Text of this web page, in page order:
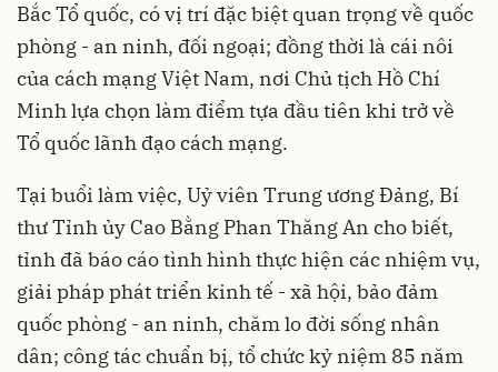
Bắc Tổ quốc, có vị trí đặc biệt quan trọng về quốc
phòng - an ninh, đối ngoại; đồng thời là cái nôi
của cách mạng Việt Nam, nơi Chủ tịch Hồ Chí
Minh lựa chọn làm điểm tựa đầu tiên khi trở về
Tổ quốc lãnh đạo cách mạng.
Tại buổi làm việc, Uỷ viên Trung ương Đảng, Bí
thư Tỉnh ủy Cao Bằng Phan Thăng An cho biết,
tỉnh đã báo cáo tình hình thực hiện các nhiệm vụ,
giải pháp phát triển kinh tế - xã hội, bảo đảm
quốc phòng - an ninh, chăm lo đời sống nhân
dân; công tác chuẩn bị, tổ chức kỷ niệm 85 năm